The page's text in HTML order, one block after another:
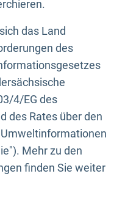
das Land
des
4/EG des
des Rates über den
Mehr zu den
finden Sie weiter